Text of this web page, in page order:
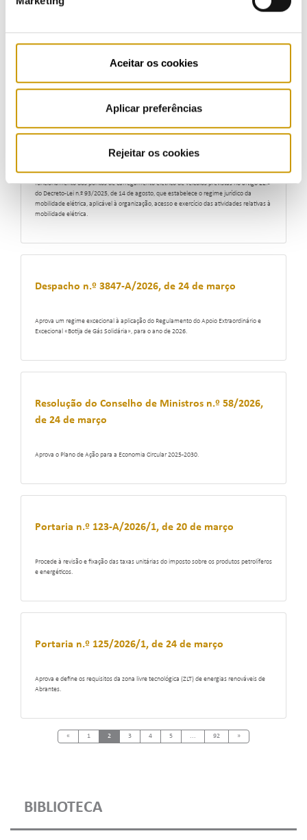
Aceitar os cookies
Aplicar preferências
Rejeitar os cookies
BIBLIOTECA
para a instalação de pontos de carregamento elétrico de veículos no domínio público,
previstos no artigo 8.º do Decreto-Lei n.º 93/2025, de 14 de agosto, que estabelece o
atividades relativas à mobilidade elétrica.
Portaria n.º 128/2026/1, de 26 de março
Estabelece as potências mínimas e as regras técnicas aplicáveis à instalação e ao
funcionamento dos pontos de carregamento elétrico de veículos previstas no artigo 22.º
do Decreto-Lei n.º 93/2025, de 14 de agosto, que estabelece o regime jurídico da
mobilidade elétrica, aplicável à organização, acesso e exercício das atividades relativas à
mobilidade elétrica.
Despacho n.º 3847-A/2026, de 24 de março
Aprova um regime excecional à aplicação do Regulamento do Apoio Extraordinário e
Excecional «Botija de Gás Solidária», para o ano de 2026.
Resolução do Conselho de Ministros n.º 58/2026,
de 24 de março
Aprova o Plano de Ação para a Economia Circular 2025-2030.
Portaria n.º 123-A/2026/1, de 20 de março
Procede à revisão e fixação das taxas unitárias do imposto sobre os produtos petrolíferos
e energéticos.
Portaria n.º 125/2026/1, de 24 de março
Aprova e define os requisitos da zona livre tecnológica (ZLT) de energias renováveis de
Abrantes.
« Previous1 2 3 4 5 ... 92 »Next